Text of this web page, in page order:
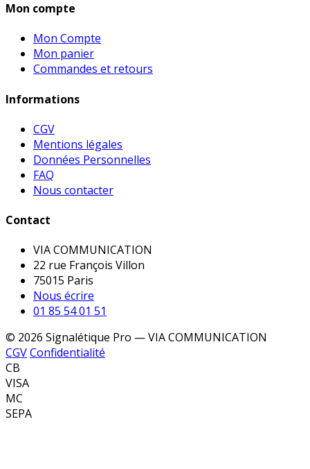
Mon compte
Mon Compte
Mon panier
Commandes et retours
Informations
CGV
Mentions légales
Données Personnelles
FAQ
Nous contacter
Contact
VIA COMMUNICATION
22 rue François Villon
75015 Paris
Nous écrire
01 85 54 01 51
© 2026 Signalétique Pro — VIA COMMUNICATION
CGVConfidentialité
CB
VISA
MC
SEPA